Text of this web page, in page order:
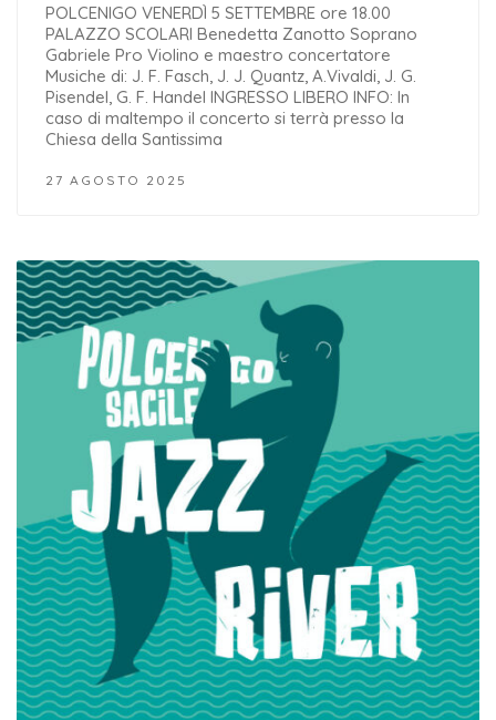
POLCENIGO VENERDÌ 5 SETTEMBRE ore 18.00
PALAZZO SCOLARI Benedetta Zanotto Soprano
Gabriele Pro Violino e maestro concertatore
Musiche di: J. F. Fasch, J. J. Quantz, A.Vivaldi, J. G.
Pisendel, G. F. Handel INGRESSO LIBERO INFO: In
caso di maltempo il concerto si terrà presso la
Chiesa della Santissima
27 AGOSTO 2025